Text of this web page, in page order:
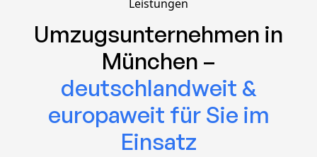
Leistungen
Umzugsunternehmen in
München –
deutschlandweit &
europaweit für Sie im
Einsatz